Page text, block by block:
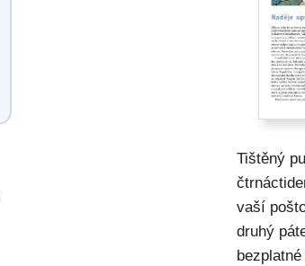
Tištěný
vaší
druhý